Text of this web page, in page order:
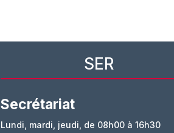
SER
Secrétariat
Lundi, mardi, jeudi, de 08h00 à 16h30